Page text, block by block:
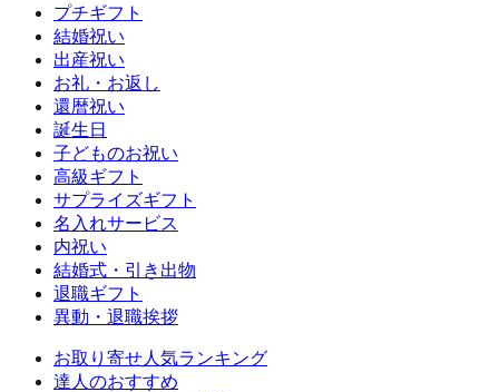
プチギフト
結婚祝い
出産祝い
お礼・お返し
還暦祝い
誕生日
子どものお祝い
高級ギフト
サプライズギフト
名入れサービス
内祝い
結婚式・引き出物
退職ギフト
異動・退職挨拶
お取り寄せ人気ランキング
達人のおすすめ